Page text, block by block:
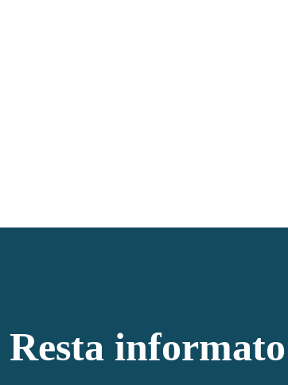
Resta informato